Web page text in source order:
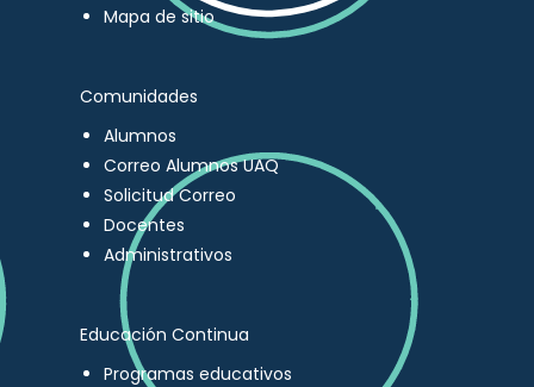
Mapa de sitio
Comunidades
Alumnos
Correo Alumnos UAQ
Solicitud Correo
Docentes
Administrativos
Educación Continua
Programas educativos